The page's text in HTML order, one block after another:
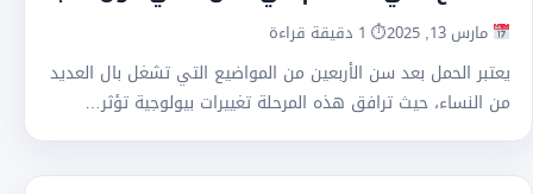
مارس 13, 2025 ⏱ 1 دقيقة قراءة
يعتبر الحمل بعد سن الأربعين من المواضيع التي تشغل بال العديد
من النساء، حيث ترافق هذه المرحلة تغييرات بيولوجية تؤثر…